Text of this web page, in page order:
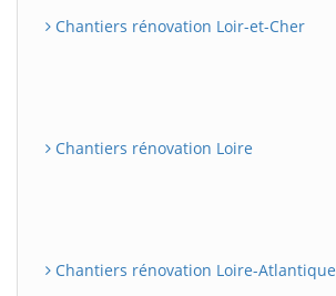
Chantiers rénovation Loir-et-Cher
Chantiers rénovation Loire
Chantiers rénovation Loire-Atlantique